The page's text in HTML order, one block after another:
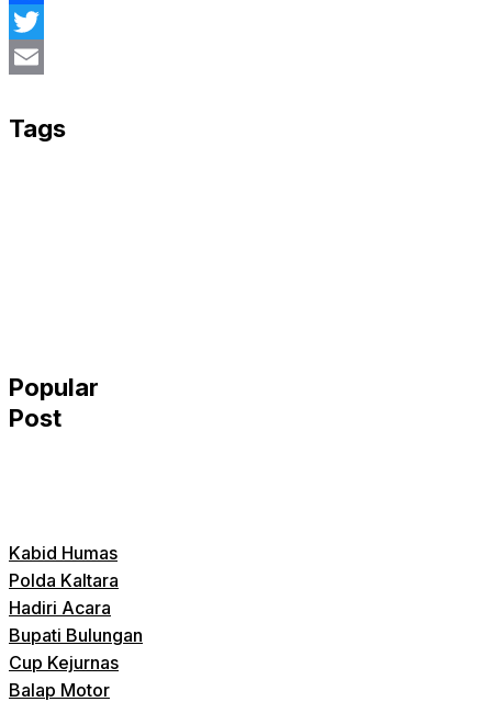
Facebook
Twitter
Tags
Popular
Post
Kabid Humas
Polda Kaltara
Hadiri Acara
Bupati Bulungan
Cup Kejurnas
Balap Motor